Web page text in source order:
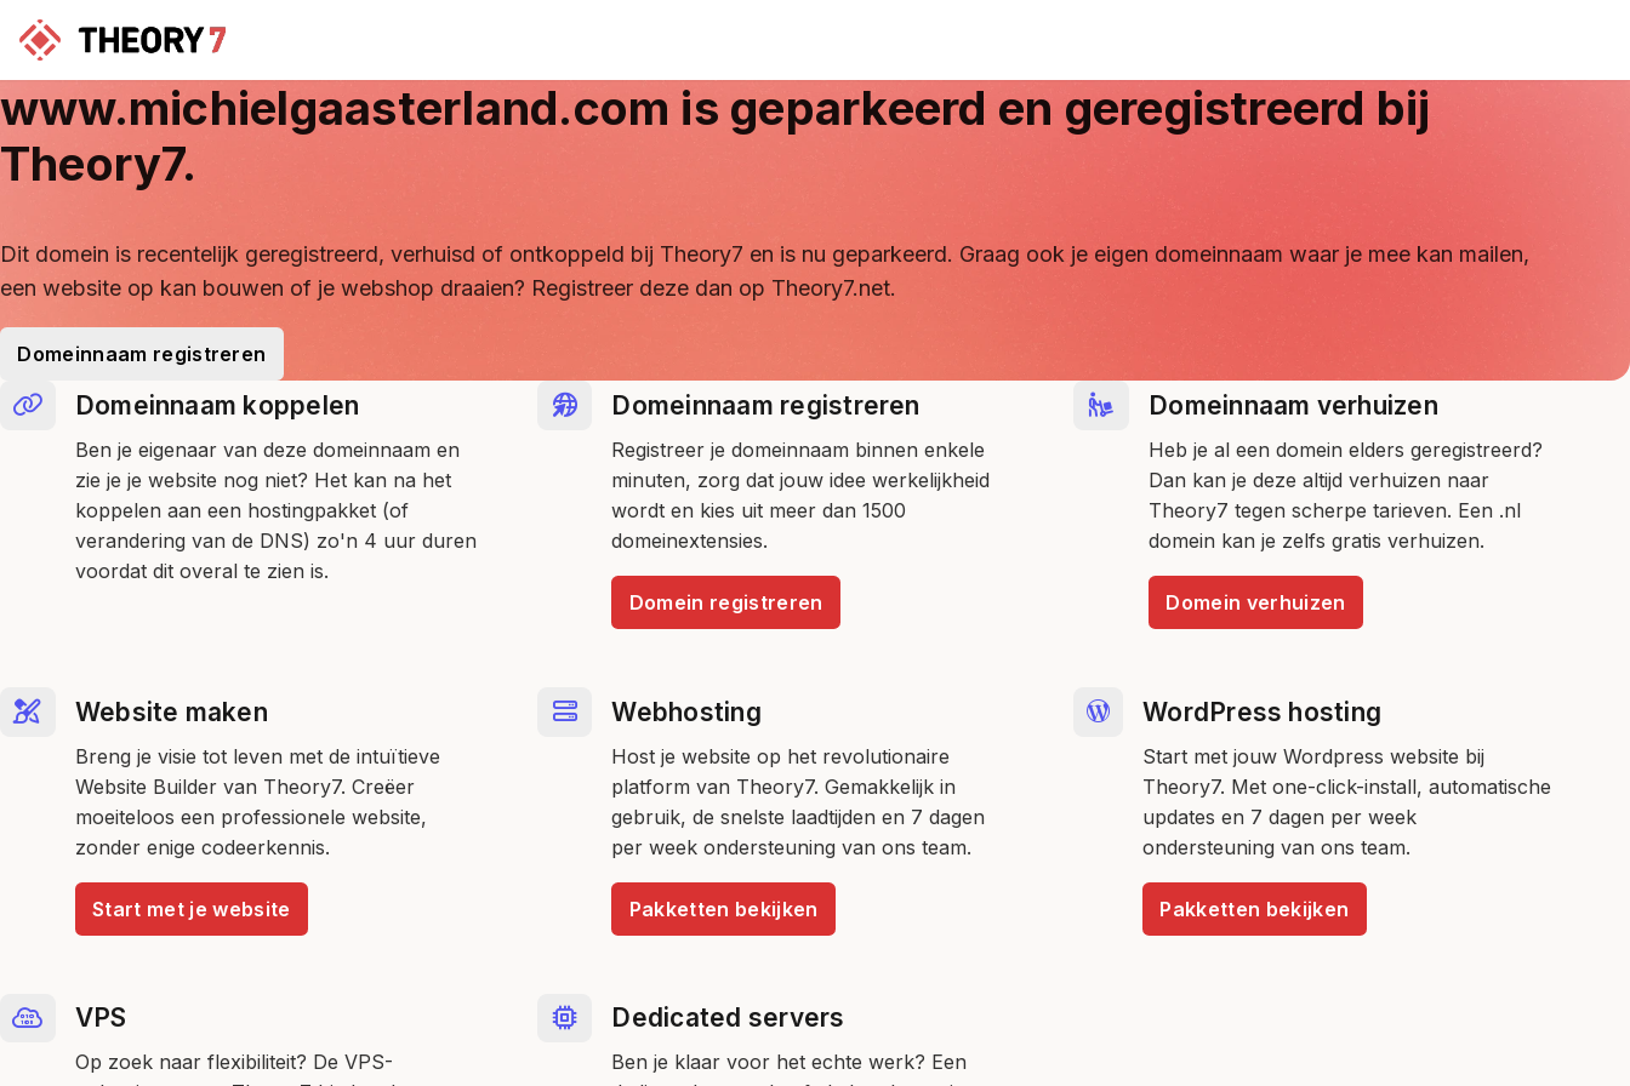
www.michielgaasterland.com is geparkeerd en geregistreerd bij
Theory7.
Dit domein is recentelijk geregistreerd, verhuisd of ontkoppeld bij Theory7 en is nu geparkeerd. Graag ook je eigen domeinnaam waar je mee kan mailen,
een website op kan bouwen of je webshop draaien? Registreer deze dan op Theory7.net.
Domeinnaam registreren
Domeinnaam koppelen
Ben je eigenaar van deze domeinnaam en
zie je je website nog niet? Het kan na het
koppelen aan een hostingpakket (of
verandering van de DNS) zo'n 4 uur duren
voordat dit overal te zien is.
Domeinnaam registreren
Registreer je domeinnaam binnen enkele
minuten, zorg dat jouw idee werkelijkheid
wordt en kies uit meer dan 1500
domeinextensies.
Domein registreren
Domeinnaam verhuizen
Heb je al een domein elders geregistreerd?
Dan kan je deze altijd verhuizen naar
Theory7 tegen scherpe tarieven. Een .nl
domein kan je zelfs gratis verhuizen.
Domein verhuizen
Website maken
Breng je visie tot leven met de intuïtieve
Website Builder van Theory7. Creëer
moeiteloos een professionele website,
zonder enige codeerkennis.
Start met je website
Webhosting
Host je website op het revolutionaire
platform van Theory7. Gemakkelijk in
gebruik, de snelste laadtijden en 7 dagen
per week ondersteuning van ons team.
Pakketten bekijken
WordPress hosting
Start met jouw Wordpress website bij
Theory7. Met one-click-install, automatische
updates en 7 dagen per week
ondersteuning van ons team.
Pakketten bekijken
VPS
Op zoek naar flexibiliteit? De VPS-
Dedicated servers
Ben je klaar voor het echte werk? Een